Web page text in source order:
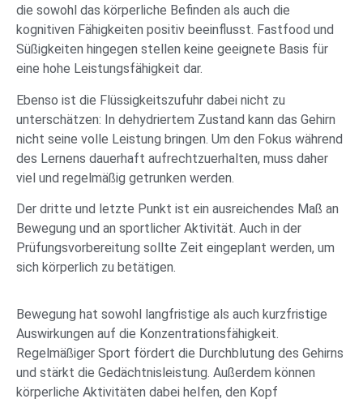
die sowohl das körperliche Befinden als auch die
kognitiven Fähigkeiten positiv beeinflusst. Fastfood und
Süßigkeiten hingegen stellen keine geeignete Basis für
eine hohe Leistungsfähigkeit dar.
Ebenso ist die Flüssigkeitszufuhr dabei nicht zu
unterschätzen: In dehydriertem Zustand kann das Gehirn
nicht seine volle Leistung bringen. Um den Fokus während
des Lernens dauerhaft aufrechtzuerhalten, muss daher
viel und regelmäßig getrunken werden.
Der dritte und letzte Punkt ist ein ausreichendes Maß an
Bewegung und an sportlicher Aktivität. Auch in der
Prüfungsvorbereitung sollte Zeit eingeplant werden, um
sich körperlich zu betätigen.
Bewegung hat sowohl langfristige als auch kurzfristige
Auswirkungen auf die Konzentrationsfähigkeit.
Regelmäßiger Sport fördert die Durchblutung des Gehirns
und stärkt die Gedächtnisleistung. Außerdem können
körperliche Aktivitäten dabei helfen, den Kopf